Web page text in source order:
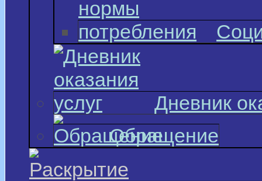
Дневник
Обращение